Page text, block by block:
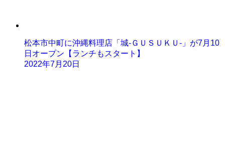
松本市中町に沖縄料理店「城-ＧＵＳＵＫＵ-」が7月10
日オープン【ランチもスタート】
2022年7月20日